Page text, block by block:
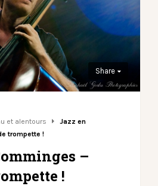
Share
et alentours
Jazz en
trompette !
–
!